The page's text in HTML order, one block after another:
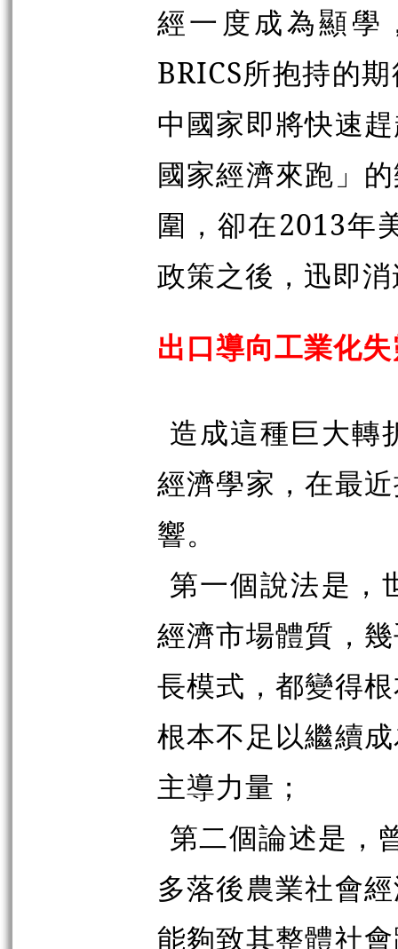
經一度成為顯學
BRICS所抱持的
中國家即將快速
國家經濟來跑」
圍，卻在2013年
政策之後，迅即
出口導向工業化
造成這種巨大轉
經濟學家，在最
響。
第一個說法是，
經濟市場體質，
長模式，都變得
根本不足以繼續
主導力量；
第二個論述是，
多落後農業社會
能夠致其整體社